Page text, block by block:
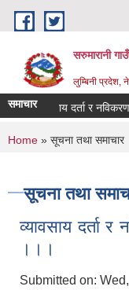
Skip to main content
सरुमारानी
लुम्बिनी प्रदेश,
समाचारव्यावसाय दर्ता र
You are
Home » सूचना तथा समाचार
सूचना तथा
व्यावसाय दर्ता
।।।
Submitted on: